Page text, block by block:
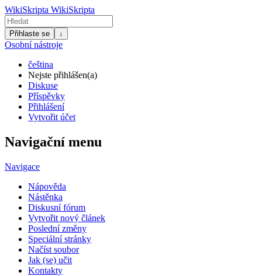
WikiSkripta WikiSkripta
Přihlaste se ↓
Osobní nástroje
čeština
Nejste přihlášen(a)
Diskuse
Příspěvky
Přihlášení
Vytvořit účet
Navigační menu
Navigace
Nápověda
Nástěnka
Diskusní fórum
Vytvořit nový článek
Poslední změny
Speciální stránky
Načíst soubor
Jak (se) učit
Kontakty